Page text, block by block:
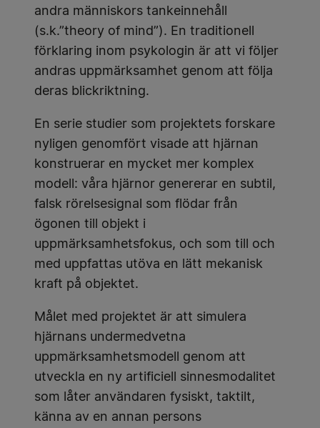
andra människors tankeinnehåll
(s.k.”theory of mind”). En traditionell
förklaring inom psykologin är att vi följer
andras uppmärksamhet genom att följa
deras blickriktning.
En serie studier som projektets forskare
nyligen genomfört visade att hjärnan
konstruerar en mycket mer komplex
modell: våra hjärnor genererar en subtil,
falsk rörelsesignal som flödar från
ögonen till objekt i
uppmärksamhetsfokus, och som till och
med uppfattas utöva en lätt mekanisk
kraft på objektet.
Målet med projektet är att simulera
hjärnans undermedvetna
uppmärksamhetsmodell genom att
utveckla en ny artificiell sinnesmodalitet
som låter användaren fysiskt, taktilt,
känna av en annan persons